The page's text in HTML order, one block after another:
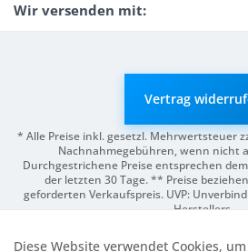
Wir versenden mit:
Vertrag
* Alle Preise inkl. gesetzl. Mehrwertsteuer
Nachnahmegebühren, wenn nicht
Durchgestrichene Preise entsprechen
der letzten 30 Tage. ** Preise
geforderten Verkaufspreis. UVP:
Herstellers.
Funktionale
Diese Website verwendet Cookies,